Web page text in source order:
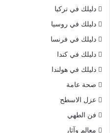
دليلك في تركيا
دليلك في روسيا
دليلك في فرنسا
دليلك في كندا
دليلك في هولندا
صحة عامة
عزل الاسطح
فن الطهي
معالم وآثار